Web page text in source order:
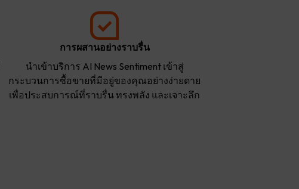
การผสานอย่างราบรื่น
นำเข้าบริการ AI News Sentiment เข้าสู่
กระบวนการซื้อขายที่มีอยู่ของคุณอย่างง่ายดาย
เพื่อประสบการณ์ที่ราบรื่น ทรงพลัง และเจาะลึก